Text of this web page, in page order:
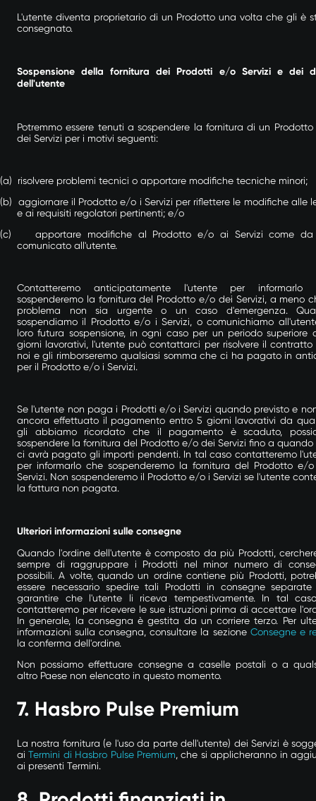
L'utente diventa proprietario di un Prodotto una volta che gli è
consegnato.
Sospensione della fornitura dei Prodotti e/o Servizi e dei
dell'utente
Potremmo essere tenuti a sospendere la fornitura di un
dei Servizi per i motivi seguenti:
(a)
risolvere problemi tecnici o apportare modifiche tecniche minori;
(b)
aggiornare il Prodotto e/o i Servizi per riflettere le modifiche alle
e ai requisiti regolatori pertinenti; e/o
(c)
apportare modifiche al Prodotto e/o ai Servizi come
comunicato all'utente.
Contatteremo anticipatamente l'utente per informarlo
sospenderemo la fornitura del Prodotto e/o dei Servizi, a meno
problema non sia urgente o un caso d'emergenza.
sospendiamo il Prodotto e/o i Servizi, o comunichiamo
loro futura sospensione, in ogni caso per un periodo superiore
giorni lavorativi, l'utente può contattarci per risolvere il contratto
noi e gli rimborseremo qualsiasi somma che ci ha pagato in
per il Prodotto e/o i Servizi.
Se l'utente non paga i Prodotti e/o i Servizi quando previsto e
ancora effettuato il pagamento entro 5 giorni lavorativi da
gli abbiamo ricordato che il pagamento è scaduto,
sospendere la fornitura del Prodotto e/o dei Servizi fino a quando
ci avrà pagato gli importi pendenti. In tal caso contatteremo
per informarlo che sospenderemo la fornitura del Prodotto e/
Servizi. Non sospenderemo il Prodotto e/o i Servizi se l'utente
la fattura non pagata.
Ulteriori informazioni sulle consegne
Quando l'ordine dell'utente è composto da più Prodotti,
sempre di raggruppare i Prodotti nel minor numero di
possibili. A volte, quando un ordine contiene più Prodotti,
essere necessario spedire tali Prodotti in consegne separate
garantire che l'utente li riceva tempestivamente. In tal
contatteremo per ricevere le sue istruzioni prima di accettare
In generale, la consegna è gestita da un corriere terzo. Per
informazioni sulla consegna, consultare la sezione Consegne e
la conferma dell'ordine.
Non possiamo effettuare consegne a caselle postali o a
altro Paese non elencato in questo momento.
7. Hasbro Pulse Premium
La nostra fornitura (e l'uso da parte dell'utente) dei Servizi è
aiTermini di Hasbro Pulse Premium, che si applicheranno in
ai presenti Termini.